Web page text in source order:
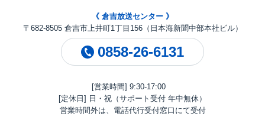
《 倉吉放送センター 》
〒682-8505 倉吉市上井町1丁目156（日本海新聞中部本社ビル）
0858-26-6131
[営業時間] 9:30-17:00
[定休日] 日・祝（サポート受付 年中無休）
営業時間外は、電話代行受付窓口にて受付